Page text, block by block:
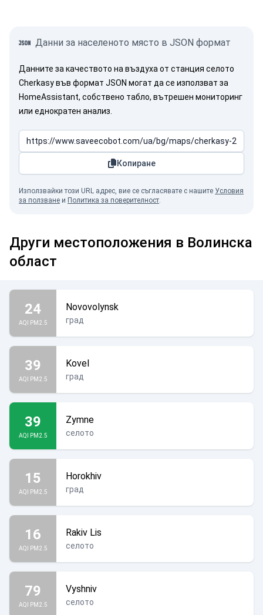
Данни за населеното място в JSON формат
Данните за качеството на въздуха от станция селото
Cherkasy във формат JSON могат да се използват за
HomeAssistant, собствено табло, вътрешен мониторинг
или еднократен анализ.
Копиране
Използвайки този URL адрес, вие се съгласявате с нашите Условия
за ползване и Политика за поверителност.
Други местоположения в Волинска
област
24
AQI PM2.5
Novovolynsk
град
39
AQI PM2.5
Kovel
град
39
AQI PM2.5
Zymne
селото
15
AQI PM2.5
Horokhiv
град
16
AQI PM2.5
Rakiv Lis
селото
79
AQI PM2.5
Vyshniv
селото